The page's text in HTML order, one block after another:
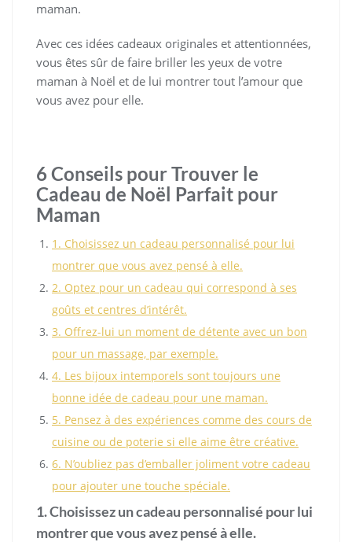
maman.
Avec ces idées cadeaux originales et attentionnées,
vous êtes sûr de faire briller les yeux de votre
maman à Noël et de lui montrer tout l’amour que
vous avez pour elle.
6 Conseils pour Trouver le
Cadeau de Noël Parfait pour
Maman
1. Choisissez un cadeau personnalisé pour lui
montrer que vous avez pensé à elle.
2. Optez pour un cadeau qui correspond à ses
goûts et centres d’intérêt.
3. Offrez-lui un moment de détente avec un bon
pour un massage, par exemple.
4. Les bijoux intemporels sont toujours une
bonne idée de cadeau pour une maman.
5. Pensez à des expériences comme des cours de
cuisine ou de poterie si elle aime être créative.
6. N’oubliez pas d’emballer joliment votre cadeau
pour ajouter une touche spéciale.
1. Choisissez un cadeau personnalisé pour lui
montrer que vous avez pensé à elle.